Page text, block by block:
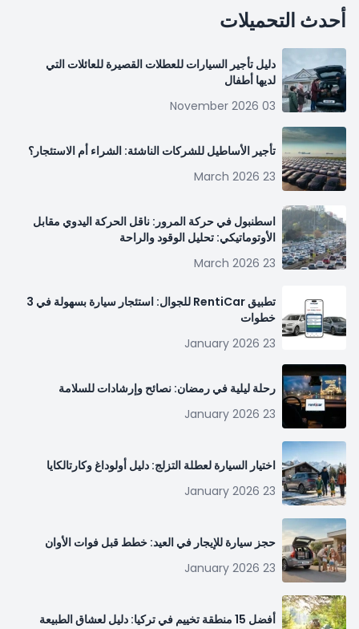
أحدث التحميلات
دليل تأجير السيارات للعطلات القصيرة للعائلات التي
لديها أطفال
03 November 2026
تأجير الأساطيل للشركات الناشئة: الشراء أم الاستئجار؟
23 March 2026
اسطنبول في حركة المرور: ناقل الحركة اليدوي مقابل
الأوتوماتيكي: تحليل الوقود والراحة
23 March 2026
تطبيق RentiCar للجوال: استئجار سيارة بسهولة في 3
خطوات
23 January 2026
رحلة ليلية في رمضان: نصائح وإرشادات للسلامة
23 January 2026
اختيار السيارة لعطلة التزلج: دليل أولوداغ وكارتالكايا
23 January 2026
حجز سيارة للإيجار في العيد: خطط قبل فوات الأوان
23 January 2026
أفضل 15 منطقة تخييم في تركيا: دليل لعشاق الطبيعة